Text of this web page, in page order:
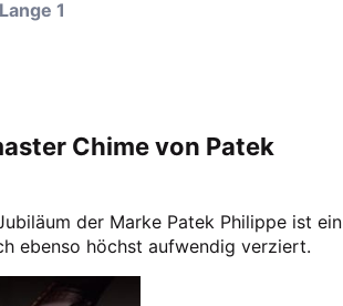
Chime von Patek
der Marke Patek Philippe ist ein
ebenso höchst aufwendig verziert.